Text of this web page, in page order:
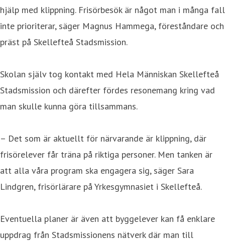
hjälp med klippning. Frisörbesök är något man i många fall
inte prioriterar, säger Magnus Hammega, föreståndare och
präst på Skellefteå Stadsmission.
Skolan själv tog kontakt med Hela Människan Skellefteå
Stadsmission och därefter fördes resonemang kring vad
man skulle kunna göra tillsammans.
– Det som är aktuellt för närvarande är klippning, där
frisörelever får träna på riktiga personer. Men tanken är
att alla våra program ska engagera sig, säger Sara
Lindgren, frisörlärare på Yrkesgymnasiet i Skellefteå.
Eventuella planer är även att byggelever kan få enklare
uppdrag från Stadsmissionens nätverk där man till